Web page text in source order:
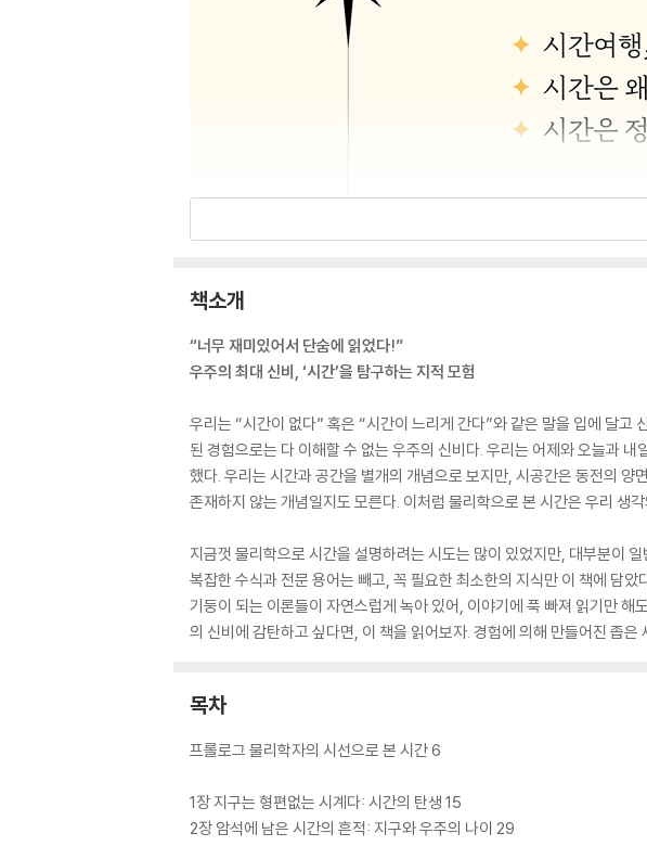
책소개
“너무 재미있어서 단숨에 읽었다!”
우주의 최대 신비, ‘시간’을 탐구하는 지적 모험
우리는 “시간이 없다” 혹은 “시간이 느리게 간다”와 같은 말을 입에 달고
된 경험으로는 다 이해할 수 없는 우주의 신비다. 우리는 어제와 오늘과
했다. 우리는 시간과 공간을 별개의 개념으로 보지만, 시공간은 동전의
존재하지 않는 개념일지도 모른다. 이처럼 물리학으로 본 시간은 우리 생
지금껏 물리학으로 시간을 설명하려는 시도는 많이 있었지만, 대부분이
복잡한 수식과 전문 용어는 빼고, 꼭 필요한 최소한의 지식만 이 책에 담
기둥이 되는 이론들이 자연스럽게 녹아 있어, 이야기에 푹 빠져 읽기만
의 신비에 감탄하고 싶다면, 이 책을 읽어보자. 경험에 의해 만들어진 좁
목차
프롤로그 물리학자의 시선으로 본 시간 6
1장 지구는 형편없는 시계다: 시간의 탄생 15
2장 암석에 남은 시간의 흔적: 지구와 우주의 나이 29